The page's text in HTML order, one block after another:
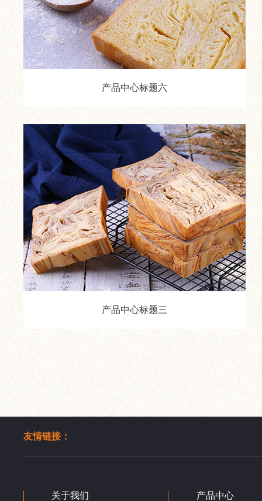
产品中心标题六
产品中心标题三
友情链接：
关于我们 产品中心